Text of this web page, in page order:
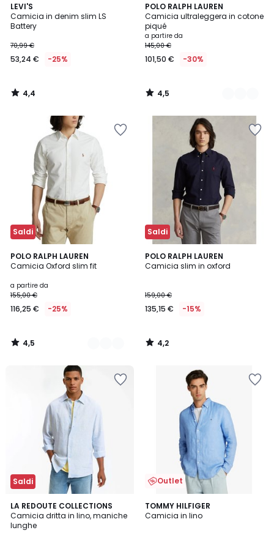
LEVI'S
Camicia in denim slim LS
Battery
70,99 €
53,24 € -25%
4,4
/ 5
4,4
/
POLO RALPH LAUREN
Camicia ultraleggera in cotone
piqué
a partire da
145,00 €
101,50 € -30%
4,5
/ 5
3
Colori
4,5
/
Saldi
POLO RALPH LAUREN
Camicia Oxford slim fit
a partire da
155,00 €
116,25 € -25%
4,5
/ 5
3
Colori
4,5
/
Saldi
POLO RALPH LAUREN
Camicia slim in oxford
159,00 €
135,15 € -15%
4,2
/ 5
4,2
/
Saldi
LA REDOUTE COLLECTIONS
Camicia dritta in lino, maniche
lunghe
Outlet
TOMMY HILFIGER
Camicia in lino
5
/